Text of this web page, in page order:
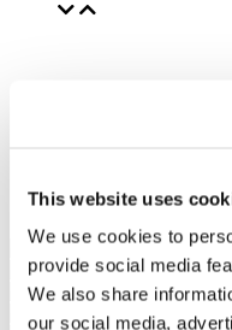
This website uses
We use cookies to
provide social media
We also share
our social media,